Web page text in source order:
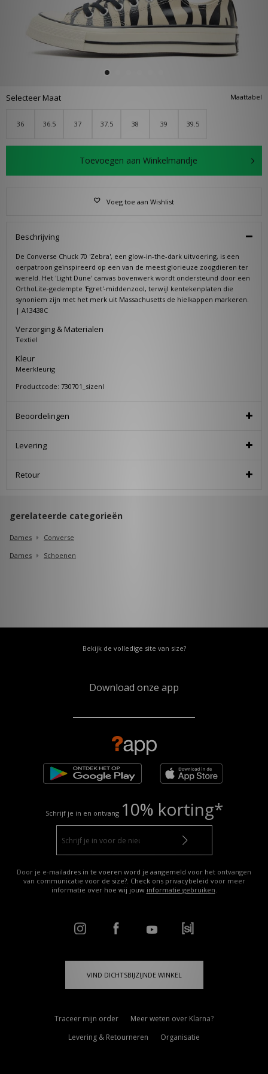
Maattabel
Selecteer Maat
36 36.5 37 37.5 38 39 39.5
Toevoegen aan Winkelmandje
Voeg toe aan Wishlist
Beschrijving
De Converse Chuck 70 'Zebra', een glow-in-the-dark uitvoering, is een
oerpatroon geïnspireerd op een van de meest glorieuze zoogdieren ter
wereld. Het 'Light Dune' canvas bovenwerk wordt ondersteund door een
OrthoLite-gedempte 'Egret'-middenzool, terwijl kentekenplaten die
synoniem zijn met het merk uit Massachusetts de hielkappen markeren.
| A13438C
Verzorging & Materialen
Textiel
Kleur
Meerkleurig
Productcode: 730701_sizenl
Beoordelingen
Levering
Retour
gerelateerde categorieën
Dames
Converse
Dames
Schoenen
Bekijk de volledige site van size?
Download onze app
Schrijf je in en ontvang 10% korting*
Door je e-mailadres in te voeren word je aangemeld voor het ontvangen
van communicatie voor de size?. Check ons privacybeleid voor meer
informatie over hoe wij jouw informatie gebruiken.
VIND DICHTSBIJZIJNDE WINKEL
Traceer mijn order
Meer weten over Klarna?
Levering & Retourneren
Organisatie